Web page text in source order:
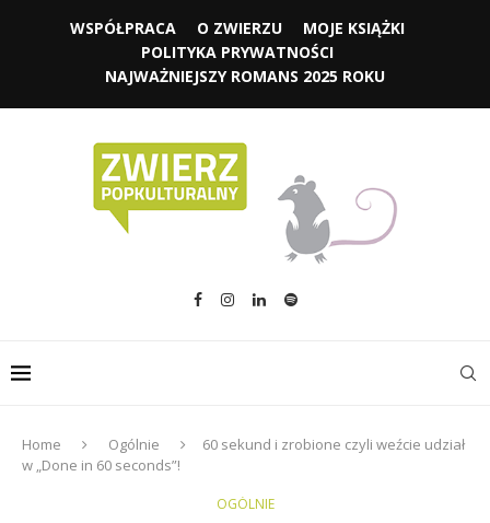
WSPÓŁPRACA O ZWIERZU
MOJE KSIĄŻKI
POLITYKA PRYWATNOŚCI
NAJWAŻNIEJSZY ROMANS 2025 ROKU
Home Ogólnie
60 sekund i zrobione czyli weźcie udział
w „Done in 60 seconds”!
OGÓLNIE